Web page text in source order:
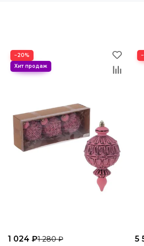
−20%
1 024 ₽1 280 ₽
5